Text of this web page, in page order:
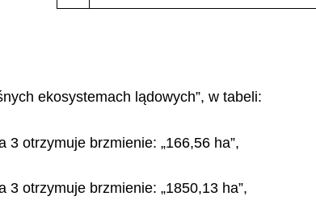
ekosystemach lądowych”, w tabeli:
3 otrzymuje brzmienie: „166,56 ha”,
3 otrzymuje brzmienie: „1850,13 ha”,